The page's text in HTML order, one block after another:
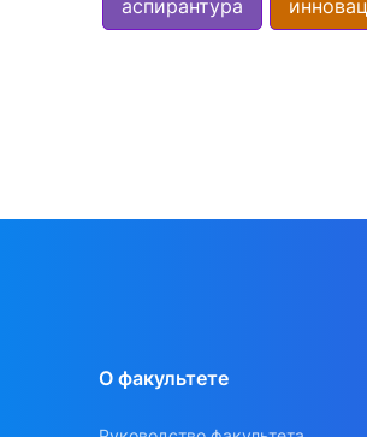
аспирантура
О факультете